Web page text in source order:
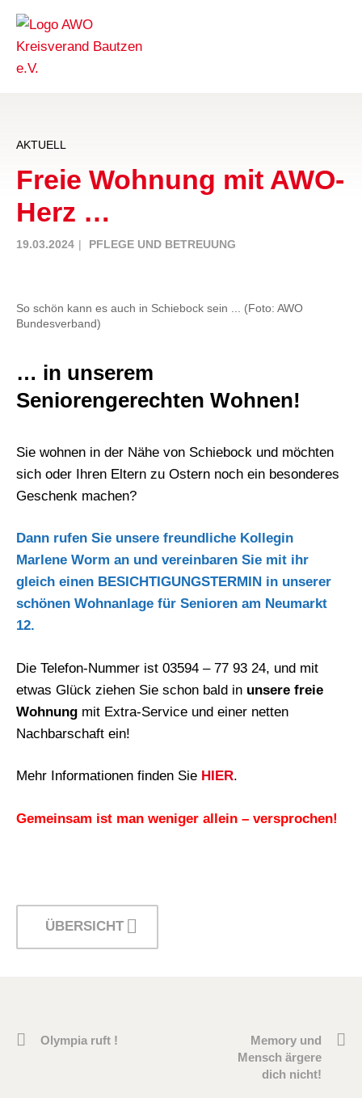
AKTUELL
Freie Wohnung mit AWO-
Herz …
19.03.2024 PFLEGE UND BETREUUNG
So schön kann es auch in Schiebock sein ... (Foto: AWO
Bundesverband)
… in unserem
Seniorengerechten Wohnen!
Sie wohnen in der Nähe von Schiebock und möchten
sich oder Ihren Eltern zu Ostern noch ein besonderes
Geschenk machen?
Dann rufen Sie unsere freundliche Kollegin
Marlene Worm an und vereinbaren Sie mit ihr
gleich einen BESICHTIGUNGSTERMIN in unserer
schönen Wohnanlage für Senioren am Neumarkt
12.
Die Telefon-Nummer ist 03594 – 77 93 24, und mit
etwas Glück ziehen Sie schon bald in unsere freie
Wohnung mit Extra-Service und einer netten
Nachbarschaft ein!
Mehr Informationen finden Sie HI ER.
Gemeinsam ist man weniger allein – versprochen!
ÜBERSICHT
Olympia ruft !
Memory und
Mensch ärgere
dich nicht!